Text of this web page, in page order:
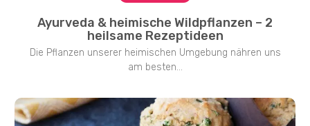
Ayurveda & heimische Wildpflanzen – 2
heilsame Rezeptideen
Die Pflanzen unserer heimischen Umgebung nähren uns
am besten...